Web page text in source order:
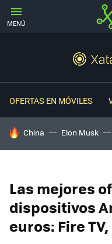
MENÚ
OFERTAS EN MÓVILES
HOY SE HABLA DE
China Elon Musk
Las mejores
dispositivos
euros: Fire